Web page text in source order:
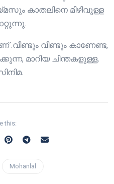
കാതലിനെ മിഴിവുള്ള
.വീണ്ടും വീണ്ടും കാണേണ്ട,
മാറിയ ചിന്തകളുള്ള,
this:
Mohanlal